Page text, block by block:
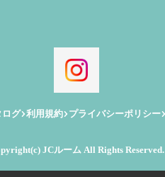
ログ 利用規約 プライバシーポリシー
JCルーム All Rights Reserved.